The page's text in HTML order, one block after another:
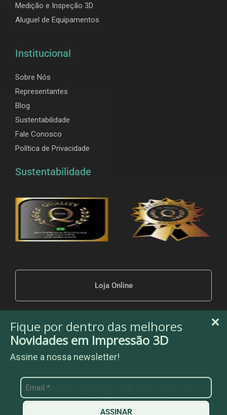
Fique por dentro das melhores
Novidades em Impressão 3D
Assine a nossa newsletter!
ASSINAR
Medição e Inspeção 3D
Aluguel de Equipamentos
Institucional
Sobre Nós
Representantes
Blog
Sustentabilidade
Fale Conosco
Política de Privacidade
Sustentabilidade
Loja Online
3be Soluções em Impressão 3D © 2025 – Todos os
direitos reservados – PorAgência Temperim